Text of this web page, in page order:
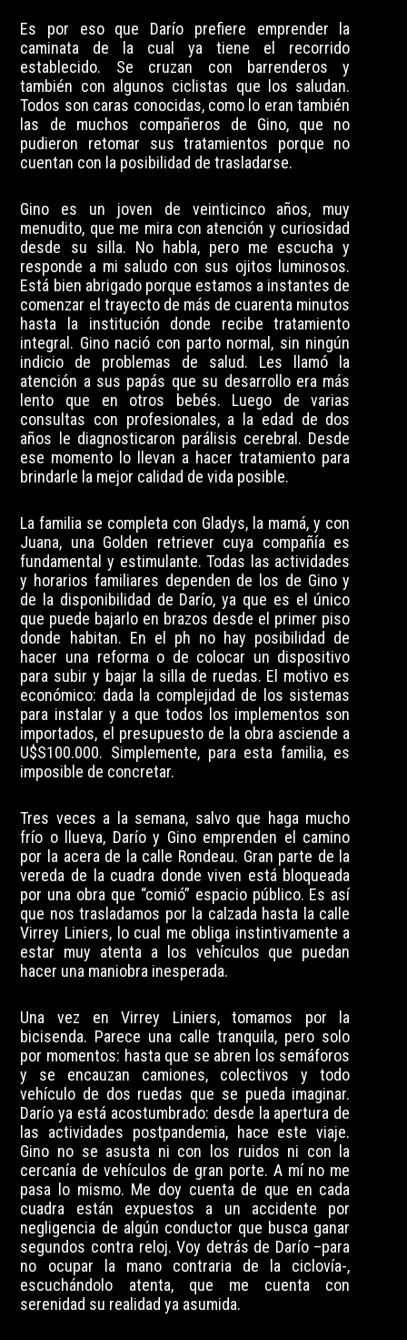
Es por eso que Darío prefiere emprender la
caminata de la cual ya tiene el recorrido
establecido. Se cruzan con barrenderos y
también con algunos ciclistas que los saludan.
Todos son caras conocidas, como lo eran también
las de muchos compañeros de Gino, que no
pudieron retomar sus tratamientos porque no
cuentan con la posibilidad de trasladarse.
Gino es un joven de veinticinco años, muy
menudito, que me mira con atención y curiosidad
desde su silla. No habla, pero me escucha y
responde a mi saludo con sus ojitos luminosos.
Está bien abrigado porque estamos a instantes de
comenzar el trayecto de más de cuarenta minutos
hasta la institución donde recibe tratamiento
integral. Gino nació con parto normal, sin ningún
indicio de problemas de salud. Les llamó la
atención a sus papás que su desarrollo era más
lento que en otros bebés. Luego de varias
consultas con profesionales, a la edad de dos
años le diagnosticaron parálisis cerebral. Desde
ese momento lo llevan a hacer tratamiento para
brindarle la mejor calidad de vida posible.
La familia se completa con Gladys, la mamá, y con
Juana, una Golden retriever cuya compañía es
fundamental y estimulante. Todas las actividades
y horarios familiares dependen de los de Gino y
de la disponibilidad de Darío, ya que es el único
que puede bajarlo en brazos desde el primer piso
donde habitan. En el ph no hay posibilidad de
hacer una reforma o de colocar un dispositivo
para subir y bajar la silla de ruedas. El motivo es
económico: dada la complejidad de los sistemas
para instalar y a que todos los implementos son
importados, el presupuesto de la obra asciende a
U$S100.000. Simplemente, para esta familia, es
imposible de concretar.
Tres veces a la semana, salvo que haga mucho
frío o llueva, Darío y Gino emprenden el camino
por la acera de la calle Rondeau. Gran parte de la
vereda de la cuadra donde viven está bloqueada
por una obra que “comió” espacio público. Es así
que nos trasladamos por la calzada hasta la calle
Virrey Liniers, lo cual me obliga instintivamente a
estar muy atenta a los vehículos que puedan
hacer una maniobra inesperada.
Una vez en Virrey Liniers, tomamos por la
bicisenda. Parece una calle tranquila, pero solo
por momentos: hasta que se abren los semáforos
y se encauzan camiones, colectivos y todo
vehículo de dos ruedas que se pueda imaginar.
Darío ya está acostumbrado: desde la apertura de
las actividades postpandemia, hace este viaje.
Gino no se asusta ni con los ruidos ni con la
cercanía de vehículos de gran porte. A mí no me
pasa lo mismo. Me doy cuenta de que en cada
cuadra están expuestos a un accidente por
negligencia de algún conductor que busca ganar
segundos contra reloj. Voy detrás de Darío –para
no ocupar la mano contraria de la ciclovía-,
escuchándolo atenta, que me cuenta con
serenidad su realidad ya asumida.